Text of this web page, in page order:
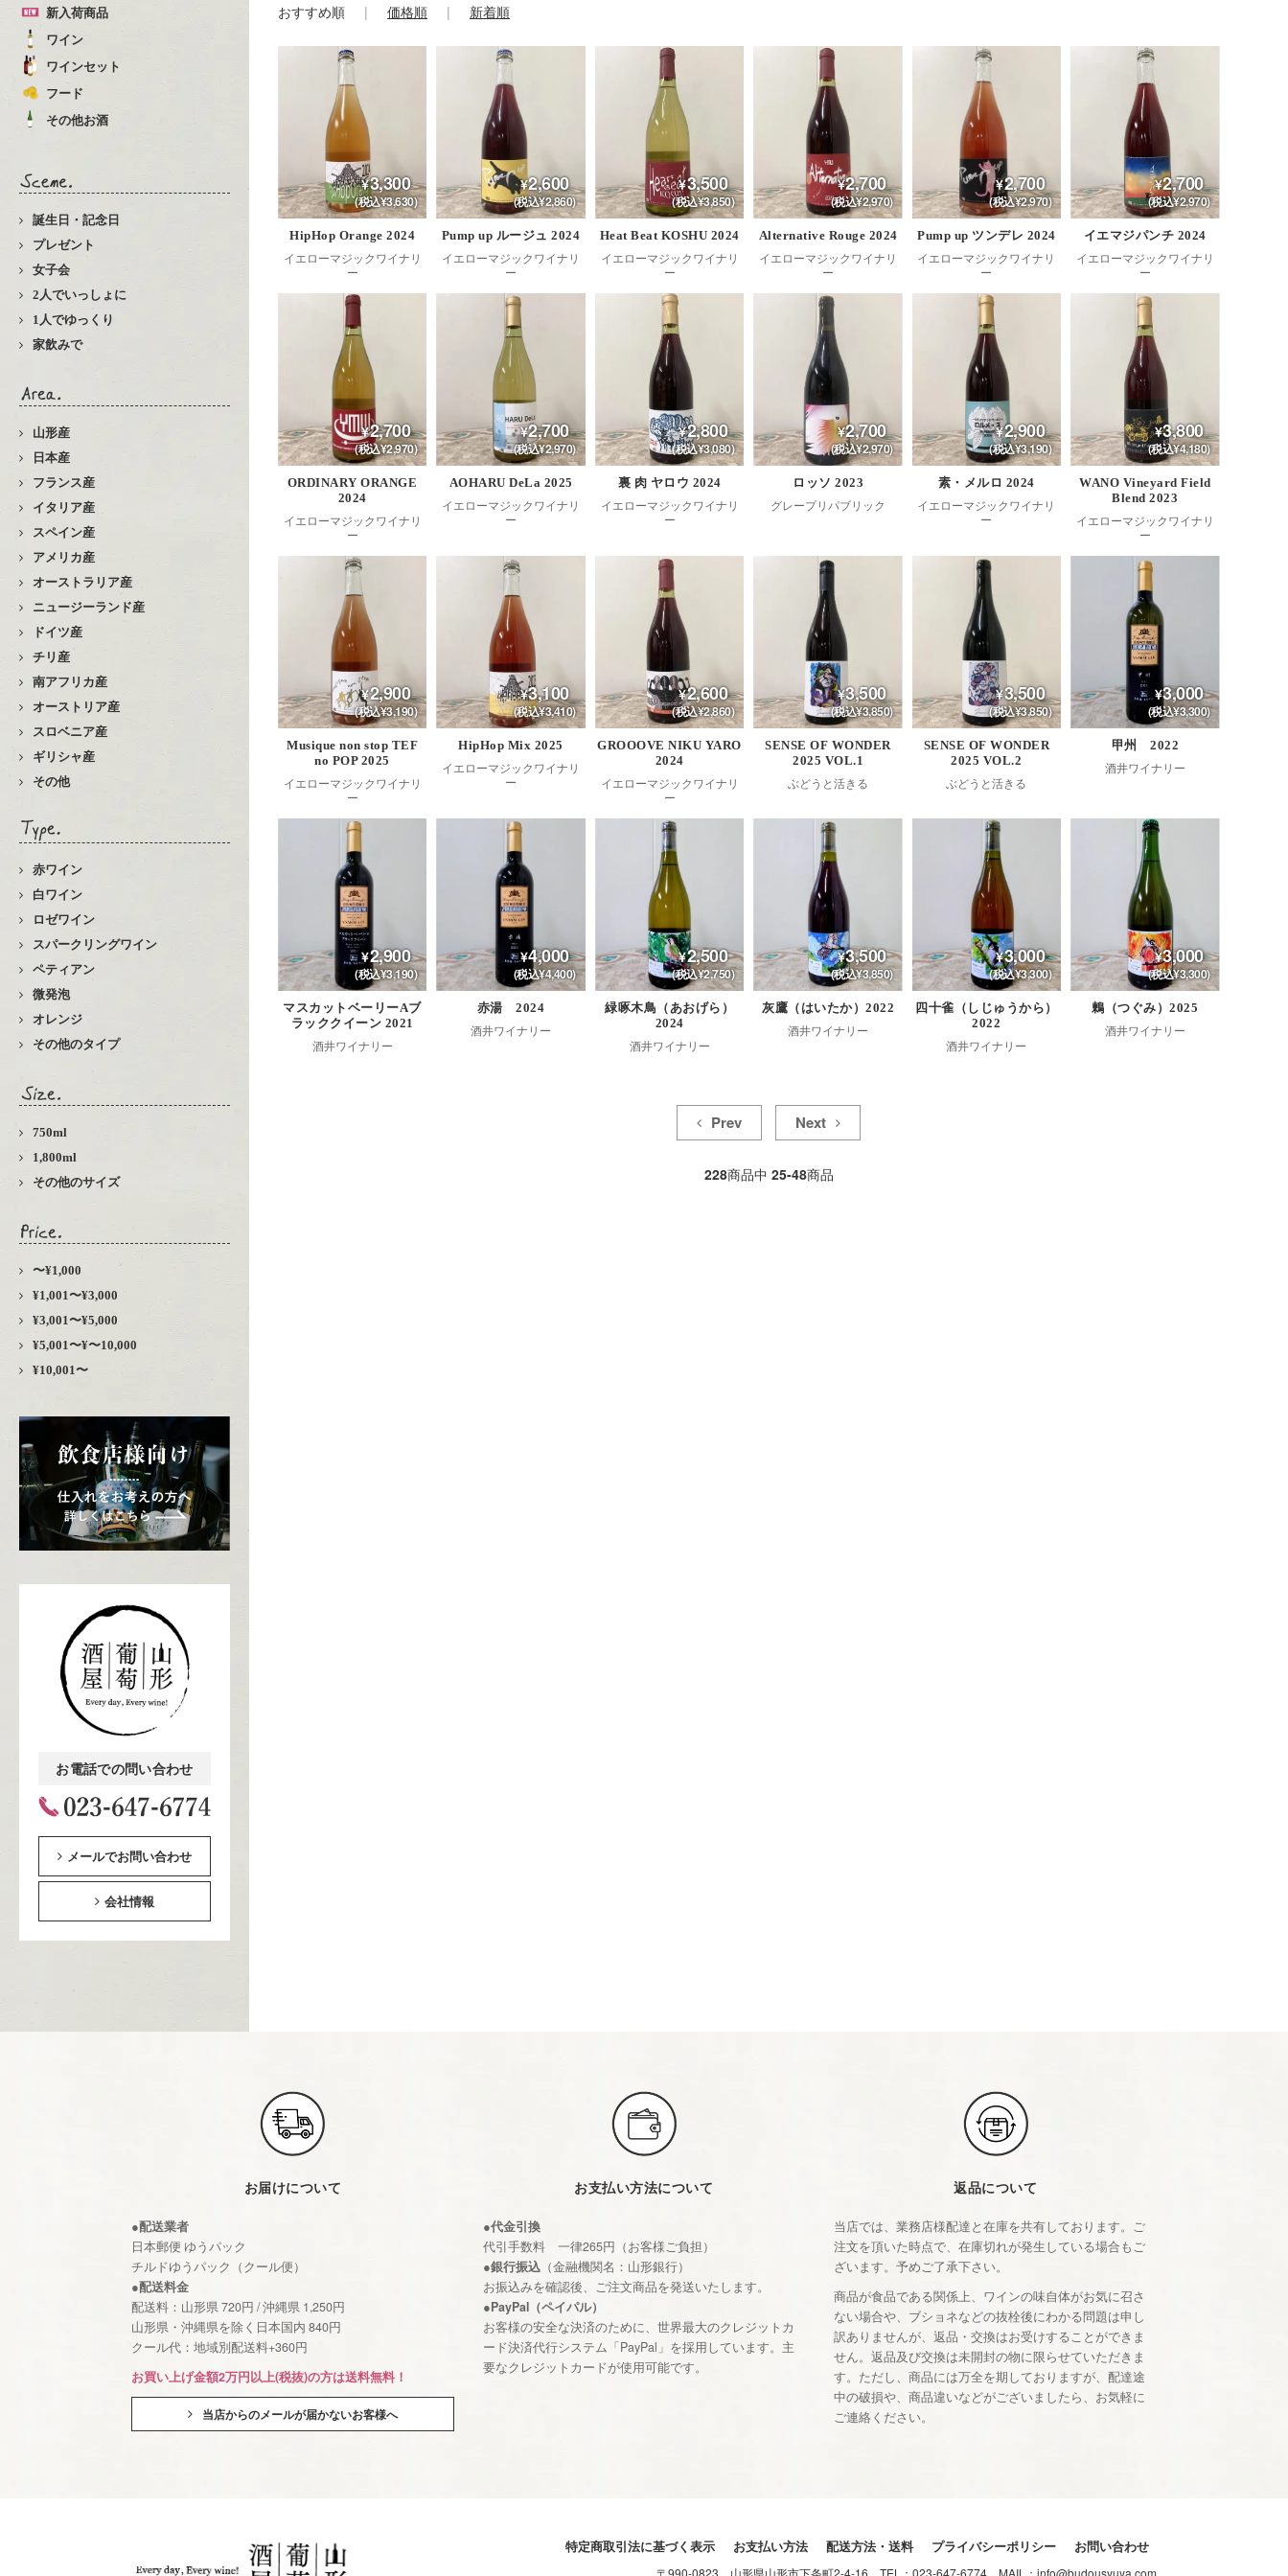
新入荷商品
ワイン
ワインセット
フード
その他お酒
誕生日・記念日
プレゼント
女子会
2人でいっしょに
1人でゆっくり
家飲みで
山形産
日本産
フランス産
イタリア産
スペイン産
アメリカ産
オーストラリア産
ニュージーランド産
ドイツ産
チリ産
南アフリカ産
オーストリア産
スロベニア産
ギリシャ産
その他
赤ワイン
白ワイン
ロゼワイン
スパークリングワイン
ペティアン
微発泡
オレンジ
その他のタイプ
750ml
1,800ml
その他のサイズ
〜¥1,000
¥1,001〜¥3,000
¥3,001〜¥5,000
¥5,001〜¥〜10,000
¥10,001〜
お電話での問い合わせ
メールでお問い合わせ
会社情報
おすすめ順 価格順 新着順
3,300
(税込¥3,630)
HipHop Orange 2024
イエローマジックワイナリ
ー
2,600
(税込¥2,860)
Pump up ルージュ 2024
イエローマジックワイナリ
ー
3,500
(税込¥3,850)
Heat Beat KOSHU 2024
イエローマジックワイナリ
ー
2,700
(税込¥2,970)
Alternative Rouge 2024
イエローマジックワイナリ
ー
2,700
(税込¥2,970)
Pump up ツンデレ 2024
イエローマジックワイナリ
ー
2,700
(税込¥2,970)
イエマジパンチ 2024
イエローマジックワイナリ
ー
2,700
(税込¥2,970)
ORDINARY ORANGE
2024
イエローマジックワイナリ
ー
2,700
(税込¥2,970)
AOHARU DeLa 2025
イエローマジックワイナリ
ー
2,800
(税込¥3,080)
裏 肉 ヤロウ 2024
イエローマジックワイナリ
ー
2,700
(税込¥2,970)
ロッソ 2023
グレープリパブリック
2,900
(税込¥3,190)
素・メルロ 2024
イエローマジックワイナリ
ー
3,800
(税込¥4,180)
WANO Vineyard Field
Blend 2023
イエローマジックワイナリ
ー
2,900
(税込¥3,190)
Musique non stop TEF
no POP 2025
イエローマジックワイナリ
ー
3,100
(税込¥3,410)
HipHop Mix 2025
イエローマジックワイナリ
ー
2,600
(税込¥2,860)
GROOOVE NIKU YARO
2024
イエローマジックワイナリ
ー
3,500
(税込¥3,850)
SENSE OF WONDER
2025 VOL.1
ぶどうと活きる
3,500
(税込¥3,850)
SENSE OF WONDER
2025 VOL.2
ぶどうと活きる
3,000
(税込¥3,300)
甲州 2022
酒井ワイナリー
2,900
(税込¥3,190)
マスカットベーリーAブ
ラッククイーン 2021
酒井ワイナリー
4,000
(税込¥4,400)
赤湯 2024
酒井ワイナリー
2,500
(税込¥2,750)
緑啄木鳥（あおげら）
2024
酒井ワイナリー
3,500
(税込¥3,850)
灰鷹（はいたか）2022
酒井ワイナリー
3,000
(税込¥3,300)
四十雀（しじゅうから）
2022
酒井ワイナリー
3,000
(税込¥3,300)
鶫（つぐみ）2025
酒井ワイナリー
Prev Next
228商品中 25-48商品
お届けについて
●配送業者
日本郵便 ゆうパック
チルドゆうパック（クール便）
●配送料金
配送料：山形県 720円 / 沖縄県 1,250円
山形県・沖縄県を除く日本国内 840円
クール代：地域別配送料+360円
お買い上げ金額2万円以上(税抜)の方は送料無料！
当店からのメールが届かないお客様へ
お支払い方法について
●代金引換
代引手数料 一律265円（お客様ご負担）
●銀行振込（金融機関名：山形銀行）
お振込みを確認後、ご注文商品を発送いたします。
●PayPal（ペイパル）
お客様の安全な決済のために、世界最大のクレジットカ
ード決済代行システム「PayPal」を採用しています。主
要なクレジットカードが使用可能です。
返品について
当店では、業務店様配達と在庫を共有しております。ご
注文を頂いた時点で、在庫切れが発生している場合もご
ざいます。予めご了承下さい。
商品が食品である関係上、ワインの味自体がお気に召さ
ない場合や、ブショネなどの抜栓後にわかる問題は申し
訳ありませんが、返品・交換はお受けすることができま
せん。返品及び交換は未開封の物に限らせていただきま
す。ただし、商品には万全を期しておりますが、配達途
中の破損や、商品違いなどがございましたら、お気軽に
ご連絡ください。
特定商取引法に基づく表示 お支払い方法 配送方法・送料 プライバシーポリシー お問い合わせ
〒990-0823 山形県山形市下条町2-4-16 TEL： 023-647-6774 MAIL： info@budousyuya.com